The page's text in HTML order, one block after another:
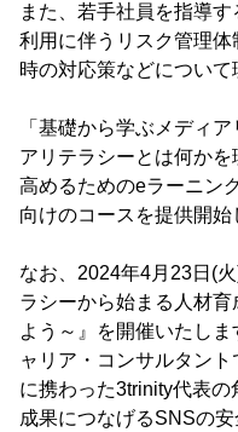
また、若手社員を指導
利用に伴うリスク管理
時の対応策などについて
「基礎から学ぶメディ
アリテラシーとは何か
高めるためのeラーニン
向けのコースを提供開始
なお、2024年4月23日(
ラシーから始まる人材
よう～』を開催いたし
ャリア・コンサルタン
に携わった3trinity代表
成果につなげるSNSの